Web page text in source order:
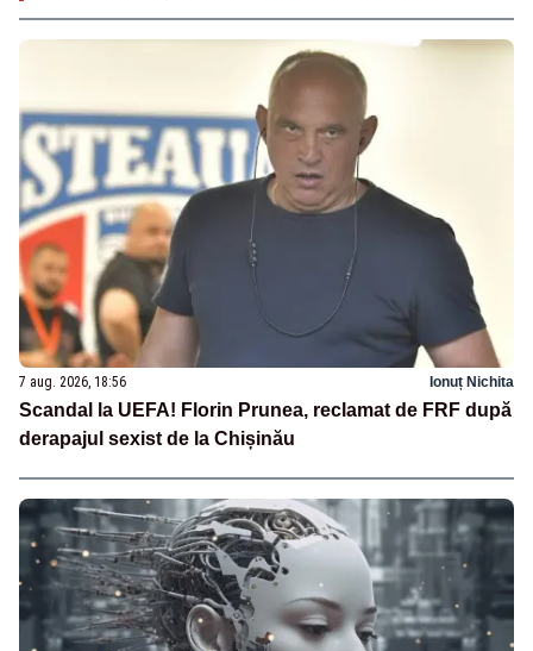
7 aug. 2026, 18:56 Ionuț Nichita
Scandal la UEFA! Florin Prunea, reclamat de FRF după
derapajul sexist de la Chișinău